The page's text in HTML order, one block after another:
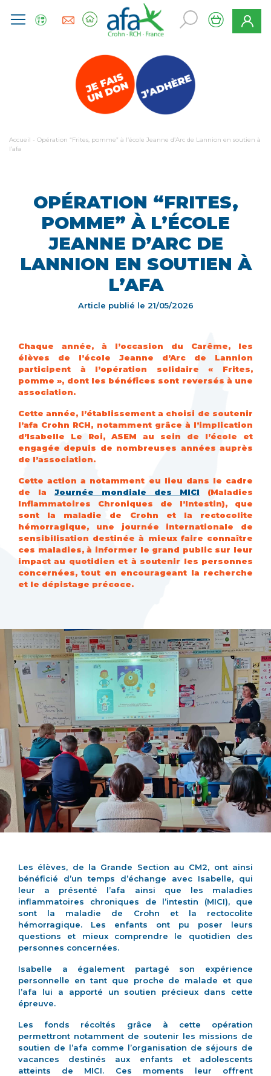
Accueil - Opération “Frites, pomme” à l’école Jeanne d’Arc de Lannion en soutien à
l’afa
OPÉRATION “FRITES,
POMME” À L’ÉCOLE
JEANNE D’ARC DE
LANNION EN SOUTIEN À
L’AFA
Article publié le 21/05/2026
Chaque année, à l’occasion du Carême, les
élèves de l’école Jeanne d’Arc de Lannion
participent à l’opération solidaire « Frites,
pomme », dont les bénéfices sont reversés à une
association.
Cette année, l’établissement a choisi de soutenir
l’afa Crohn RCH, notamment grâce à l’implication
d’Isabelle Le Roi, ASEM au sein de l’école et
engagée depuis de nombreuses années auprès
de l’association.
Cette action a notamment eu lieu dans le cadre
de la Journée mondiale des MICI (Maladies
Inflammatoires Chroniques de l’Intestin), que
sont la maladie de Crohn et la rectocolite
hémorragique, une journée internationale de
sensibilisation destinée à mieux faire connaître
ces maladies, à informer le grand public sur leur
impact au quotidien et à soutenir les personnes
concernées, tout en encourageant la recherche
et le dépistage précoce.
Les élèves, de la Grande Section au CM2, ont ainsi
bénéficié d’un temps d’échange avec Isabelle, qui
leur a présenté l’afa ainsi que les maladies
inflammatoires chroniques de l’intestin (MICI), que
sont la maladie de Crohn et la rectocolite
hémorragique. Les enfants ont pu poser leurs
questions et mieux comprendre le quotidien des
personnes concernées.
Isabelle a également partagé son expérience
personnelle en tant que proche de malade et que
l’afa lui a apporté un soutien précieux dans cette
épreuve.
Les fonds récoltés grâce à cette opération
permettront notamment de soutenir les missions de
soutien de l’afa comme l’organisation de séjours de
vacances destinés aux enfants et adolescents
atteints de MICI. Ces moments leur offrent